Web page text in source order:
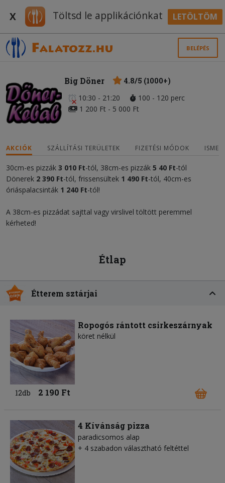
X Töltsd le applikációnkat LETÖLTÖM
BELÉPÉS
Big Döner
4.8/5 (1000+)
10:30 - 21:20
100 - 120 perc
1 200 Ft - 5 000 Ft
AKCIÓK SZÁLLÍTÁSI TERÜLETEK FIZETÉSI MÓDOK
30cm-es pizzák 3 010 Ft-tól, 38cm-es pizzák 5 40 Ft-tól
Dönerek 2 390 Ft-tól, frissensültek 1 490 Ft-tól, 40cm-es
óriáspalacsinták 1 240 Ft-tól!
A 38cm-es pizzádat sajttal vagy virslivel töltött peremmel
kérheted!
Étlap
Étterem sztárjai
Ropogós rántott csirkeszárnyak
köret nélkül
12db 2 190 Ft
4 Kívánság pizza
paradicsomos alap
+ 4 szabadon választható feltéttel